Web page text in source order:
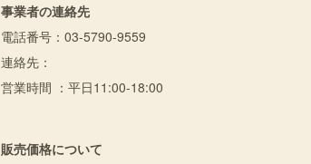
事業者の連絡先
電話番号：03-5790-9559
連絡先：
営業時間 ：平日11:00-18:00
販売価格について